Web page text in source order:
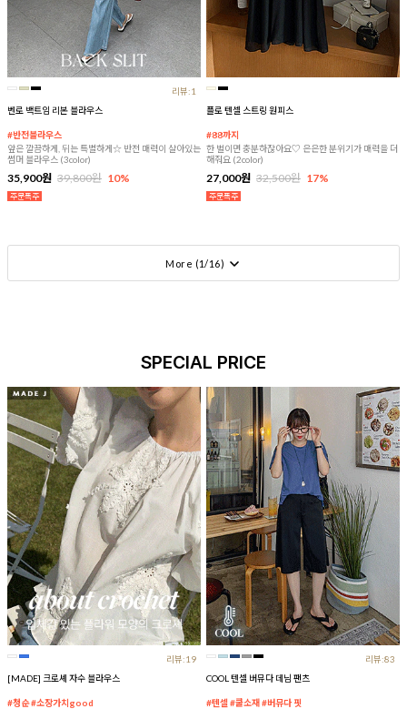
리뷰:1
벤로 백트임 리본 블라우스
#반전블라우스
앞은 깔끔하게, 뒤는 특별하게☆ 반전 매력이 살아있는
썸머 블라우스 (3color)
35,900원 39,800원 10%
플로 텐셀 스트링 원피스
#88까지
한 벌이면 충분하잖아요♡ 은은한 분위기가 매력을 더
해줘요 (2color)
27,000원 32,500원 17%
More (1/16)
SPECIAL PRICE
리뷰:19
[MADE] 크로셰 자수 블라우스
#청순 #소장가치good
리뷰:83
COOL 텐셀 버뮤다 데님 팬츠
#텐셀 #쿨소재 #버뮤다 핏